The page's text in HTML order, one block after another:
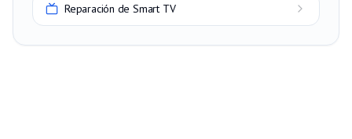
Reparación de Smart TV